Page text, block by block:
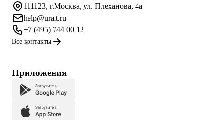
111123, г.Москва, ул. Плеханова, 4а
help@urait.ru
+7 (495) 744 00 12
Все контакты
Приложения